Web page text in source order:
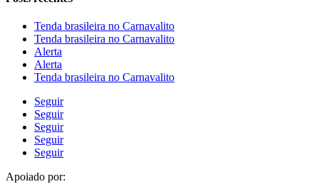
Tenda brasileira no Carnavalito
Tenda brasileira no Carnavalito
Alerta
Alerta
Tenda brasileira no Carnavalito
Seguir
Seguir
Seguir
Seguir
Seguir
Apoiado por: